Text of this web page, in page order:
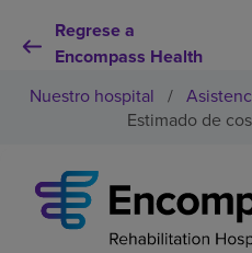
Regrese a
Encompass Health
Por qué debe elegirnos
Nuestro hospital /
Estimado de